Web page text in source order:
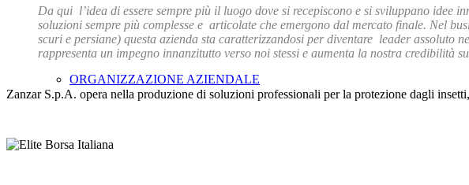
ORGANIZZAZIONE AZIENDALE
Da qui l’idea di essere sempre più il luogo dove si recepiscono e si sviluppano
soluzioni sempre più complesse e articolate che emergono dal mercato finale. Nel
scuri e persiane) questa azienda sta caratterizzandosi per diventare leader
rappresenta un impegno innanzitutto verso noi stessi e aumenta la nostra
Zanzar S.p.A. opera nella produzione di soluzioni professionali per la protezione dagli